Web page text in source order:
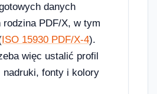
danych
PDF/X, w tym
ISO 15930 PDF/X-4).
więc ustalić profil
nadruki, fonty i kolory